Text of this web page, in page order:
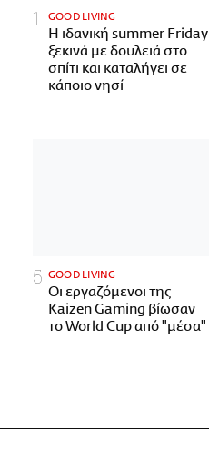
GOOD LIVING
Η ιδανική summer Friday
ξεκινά με δουλειά στο
σπίτι και καταλήγει σε
κάποιο νησί
GOOD LIVING
Οι εργαζόμενοι της
Kaizen Gaming βίωσαν
το World Cup από "μέσα"